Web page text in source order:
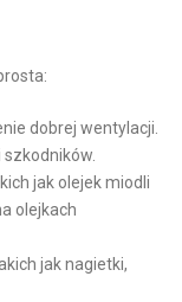
dobrej wentylacji.
jak olejek miodli
olejkach
jak nagietki,